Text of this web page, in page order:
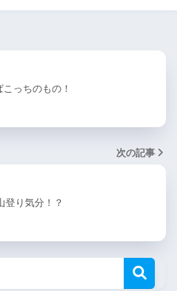
っちのもの！
次の記事
登り気分！？